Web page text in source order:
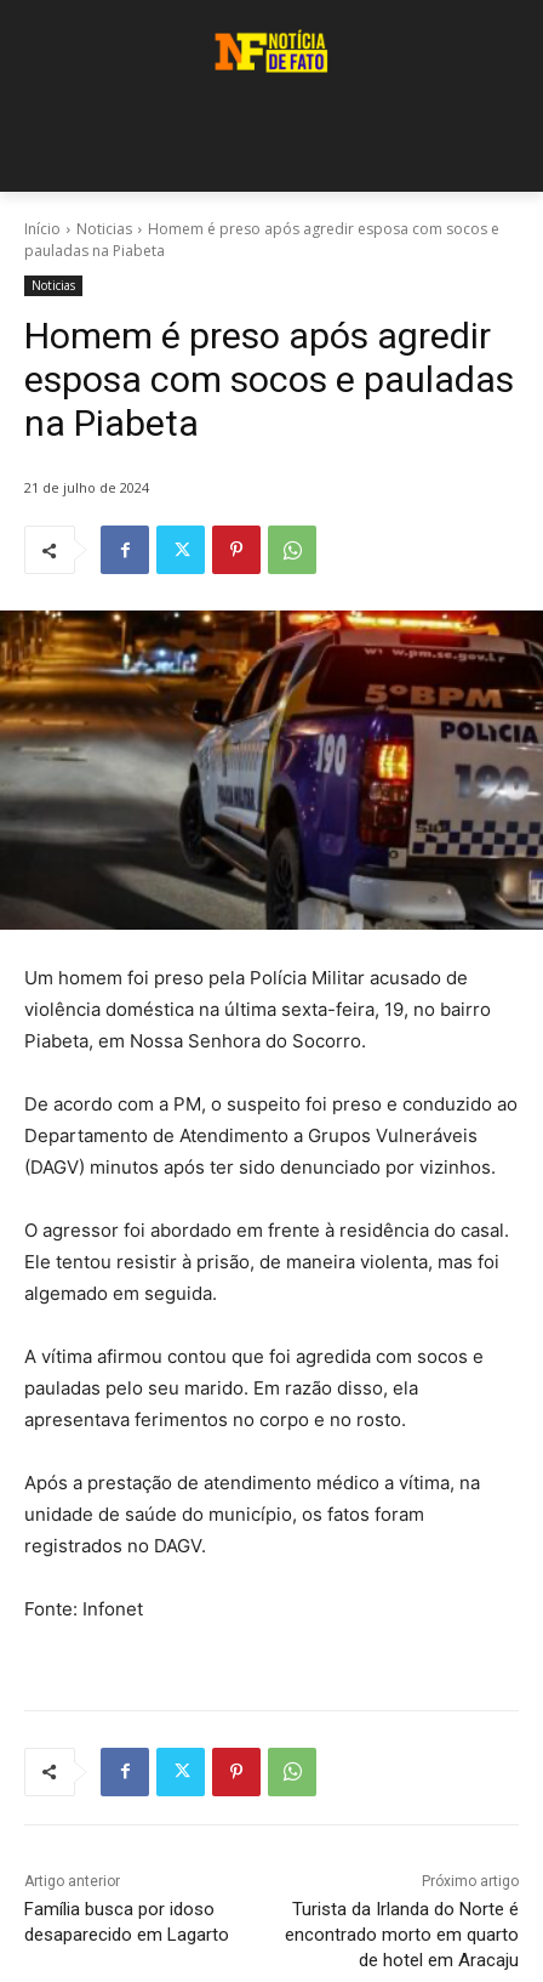
Início Noticias
Homem é preso após agredir esposa com socos e
pauladas na Piabeta
Noticias
Homem é preso após agredir
esposa com socos e pauladas
na Piabeta
21 de julho de 2024
Um homem foi preso pela Polícia Militar acusado de
violência doméstica na última sexta-feira, 19, no bairro
Piabeta, em Nossa Senhora do Socorro.
De acordo com a PM, o suspeito foi preso e conduzido ao
Departamento de Atendimento a Grupos Vulneráveis
(DAGV) minutos após ter sido denunciado por vizinhos.
O agressor foi abordado em frente à residência do casal.
Ele tentou resistir à prisão, de maneira violenta, mas foi
algemado em seguida.
A vítima afirmou contou que foi agredida com socos e
pauladas pelo seu marido. Em razão disso, ela
apresentava ferimentos no corpo e no rosto.
Após a prestação de atendimento médico a vítima, na
unidade de saúde do município, os fatos foram
registrados no DAGV.
Fonte: Infonet
Artigo anterior
Família busca por idoso
desaparecido em Lagarto
Próximo artigo
Turista da Irlanda do Norte é
encontrado morto em quarto
de hotel em Aracaju